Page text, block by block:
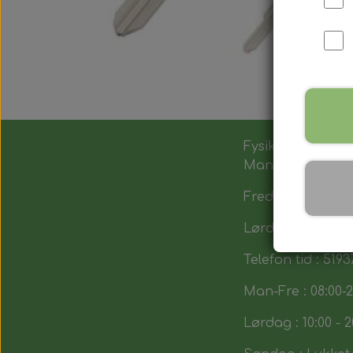
Fysik butik :
Man-Tors : 12:00
Fredag : 14:00 -
Lørdag : 10:00-
Telefon tid :
Man-Fre : 08:00-
Lørdag : 10:00 -